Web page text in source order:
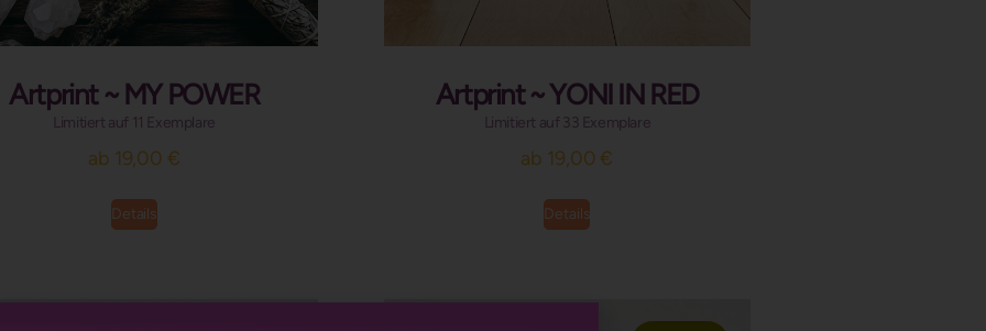
Artprint ~ MY POWER
Limitiert auf 11 Exemplare
ab 19,00€
Details
Artprint ~ YONI IN RED
Limitiert auf 33 Exemplare
ab 19,00€
Details